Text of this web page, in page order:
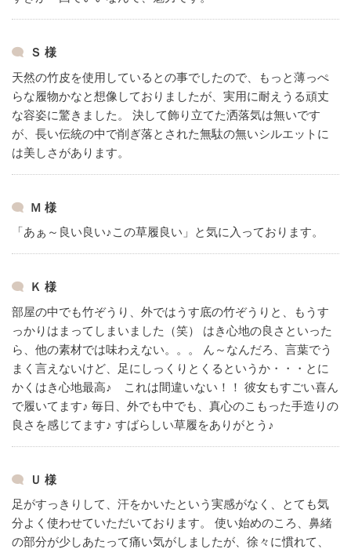
Ｓ 様
天然の竹皮を使用しているとの事でしたので、もっと薄っぺ
らな履物かなと想像しておりましたが、実用に耐えうる頑丈
な容姿に驚きました。
決して飾り立てた洒落気は無いです
が、長い伝統の中で削ぎ落とされた無駄の無いシルエットに
は美しさがあります。
Ｍ 様
「あぁ～良い良い♪この草履良い」と気に入っております。
Ｋ 様
部屋の中でも竹ぞうり、外ではうす底の竹ぞうりと、もうす
っかりはまってしまいました（笑）
はき心地の良さといった
ら、他の素材では味わえない。。。
ん～なんだろ、言葉でう
まく言えないけど、足にしっくりとくるというか・・・とに
かくはき心地最高♪ これは間違いない！！ 彼女もすごい喜ん
で履いてます♪ 毎日、外でも中でも、真心のこもった手造りの
良さを感じてます♪ すばらしい草履をありがとう♪
Ｕ 様
足がすっきりして、汗をかいたという実感がなく、とても気
分よく使わせていただいております。
使い始めのころ、鼻緒
の部分が少しあたって痛い気がしましたが、徐々に慣れて、